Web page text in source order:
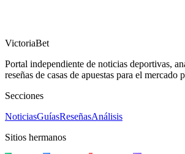
VictoriaBet
Portal independiente de noticias deportivas,
reseñas de casas de apuestas para el mercado
Secciones
NoticiasGuíasReseñasAnálisis
Sitios hermanos